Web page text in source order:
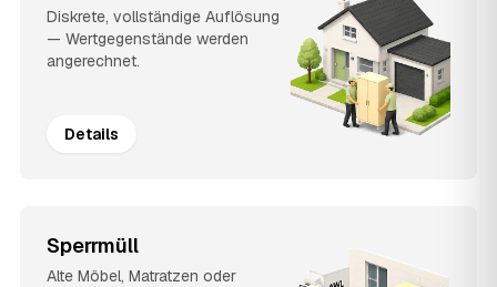
Diskrete, vollständige Auflösung
— Wertgegenstände werden
angerechnet.
Details
Sperrmüll
Alte Möbel, Matratzen oder